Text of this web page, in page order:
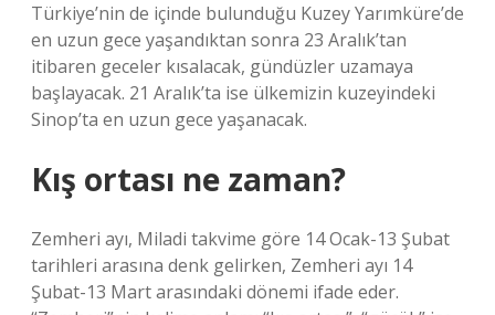
Türkiye’nin de içinde bulunduğu Kuzey Yarımküre’de
en uzun gece yaşandıktan sonra 23 Aralık’tan
itibaren geceler kısalacak, gündüzler uzamaya
başlayacak. 21 Aralık’ta ise ülkemizin kuzeyindeki
Sinop’ta en uzun gece yaşanacak.
Kış ortası ne zaman?
Zemheri ayı, Miladi takvime göre 14 Ocak-13 Şubat
tarihleri ​​arasına denk gelirken, Zemheri ayı 14
Şubat-13 Mart arasındaki dönemi ifade eder.